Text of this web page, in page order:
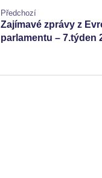
Předchozí
Zajímavé zprávy z
parlamentu – 7.týden